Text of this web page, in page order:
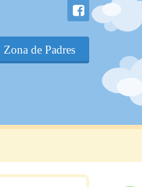
Zona de Padres